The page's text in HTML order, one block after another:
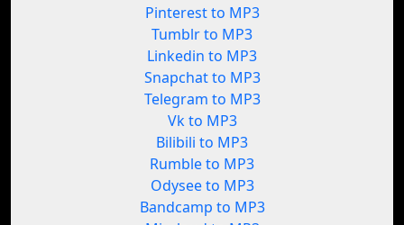
Pinterest to MP3
Tumblr to MP3
Linkedin to MP3
Snapchat to MP3
Telegram to MP3
Vk to MP3
Bilibili to MP3
Rumble to MP3
Odysee to MP3
Bandcamp to MP3